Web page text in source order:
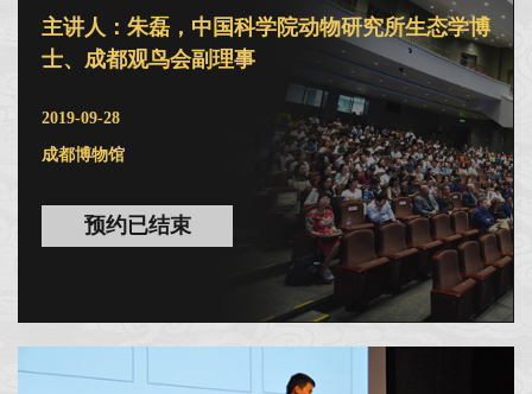
主讲人：朱磊，中国科学院动物研究所生态学博
士、成都观鸟会副理事
2019-09-28
成都博物馆
预约已结束